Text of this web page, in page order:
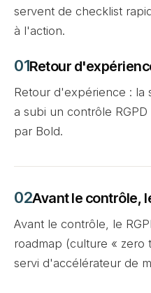
servent de checklist
à l'action.
Retour
Retour d'expérience : la
a subi un contrôle
par Bold.
Avant le contrôle,
Avant le contrôle, le
roadmap (culture «
servi d'accélérateur de